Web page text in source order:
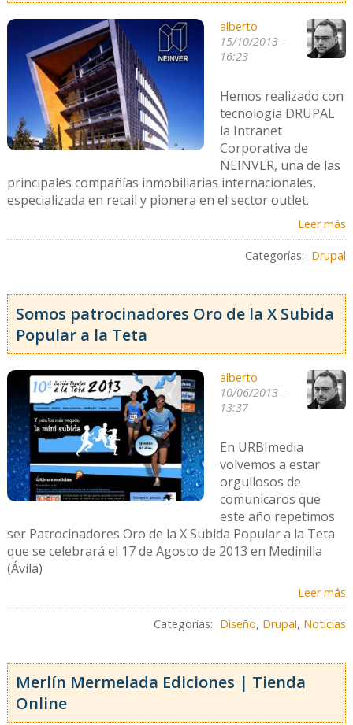
alberto
15/10/2013 -
16:23
Hemos realizado con
tecnología DRUPAL
la Intranet
Corporativa de
NEINVER, una de las
principales compañías inmobiliarias internacionales,
especializada en retail y pionera en el sector outlet.
Leer más
Categorías: Drupal
Somos patrocinadores Oro de la X Subida
Popular a la Teta
alberto
10/06/2013 -
13:37
En URBImedia
volvemos a estar
orgullosos de
comunicaros que
este año repetimos
ser Patrocinadores Oro de la X Subida Popular a la Teta
que se celebrará el 17 de Agosto de 2013 en Medinilla
(Ávila)
Leer más
Categorías: Diseño, Drupal, Noticias
Merlín Mermelada Ediciones | Tienda
Online